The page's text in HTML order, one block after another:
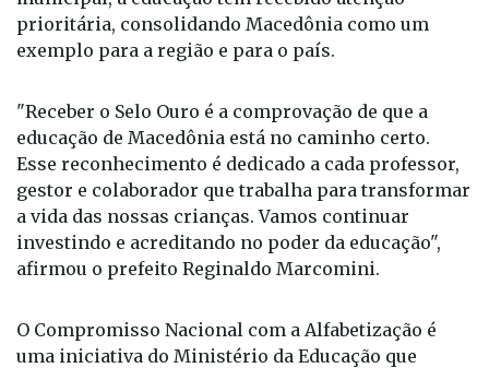
prioritária, consolidando Macedônia como um
exemplo para a região e para o país.
"Receber o Selo Ouro é a comprovação de que a
educação de Macedônia está no caminho certo.
Esse reconhecimento é dedicado a cada professor,
gestor e colaborador que trabalha para transformar
a vida das nossas crianças. Vamos continuar
investindo e acreditando no poder da educação",
afirmou o prefeito Reginaldo Marcomini.
O Compromisso Nacional com a Alfabetização é
uma iniciativa do Ministério da Educação que